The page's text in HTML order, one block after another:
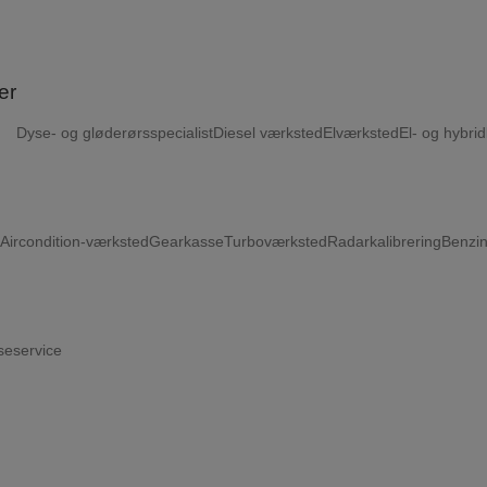
Dyse- og gløderørsspecialistDiesel værkstedElværkstedEl- og
Aircondition-værkstedGearkasseTurboværkstedRadarkalibrering